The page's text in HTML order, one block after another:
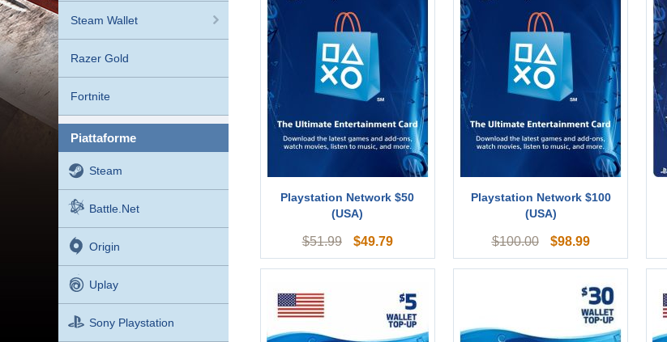
Steam Wallet
Razer Gold
Fortnite
piattaforme
Steam
Battle.net
Origin
Uplay
Sony Playstation
Playstation Network $50
(USA)
$51.99 $49.79
Playstation Network $100
(USA)
$100.00 $98.99